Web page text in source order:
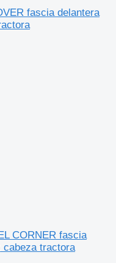
fascia delantera
CORNER fascia
cabeza tractora